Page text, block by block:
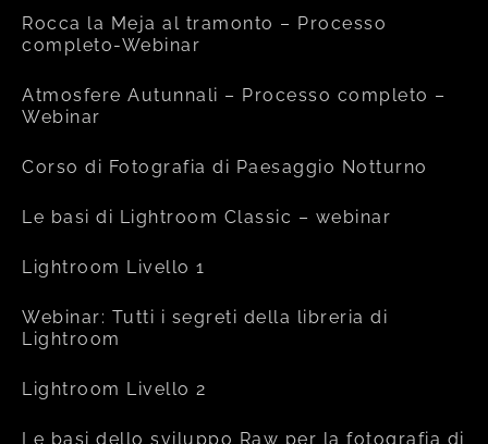
Rocca la Meja al tramonto – Processo
completo-Webinar
Atmosfere Autunnali – Processo completo –
Webinar
Corso di Fotografia di Paesaggio Notturno
Le basi di Lightroom Classic – webinar
Lightroom Livello 1
Webinar: Tutti i segreti della libreria di
Lightroom
Lightroom Livello 2
Le basi dello sviluppo Raw per la fotografia di